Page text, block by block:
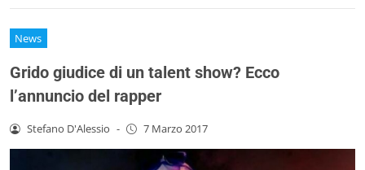
News
Grido giudice di un talent show? Ecco
l’annuncio del rapper
Stefano D'Alessio - 7 Marzo 2017